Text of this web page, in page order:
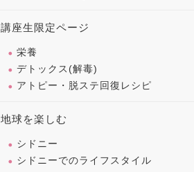
講座生限定ページ
栄養
デトックス(解毒)
アトピー・脱ステ回復レシピ
地球を楽しむ
シドニー
シドニーでのライフスタイル